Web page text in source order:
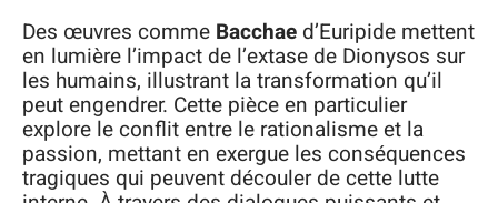
Des œuvres comme Bacchae d’Euripide mettent
en lumière l’impact de l’extase de Dionysos sur
les humains, illustrant la transformation qu’il
peut engendrer. Cette pièce en particulier
explore le conflit entre le rationalisme et la
passion, mettant en exergue les conséquences
tragiques qui peuvent découler de cette lutte